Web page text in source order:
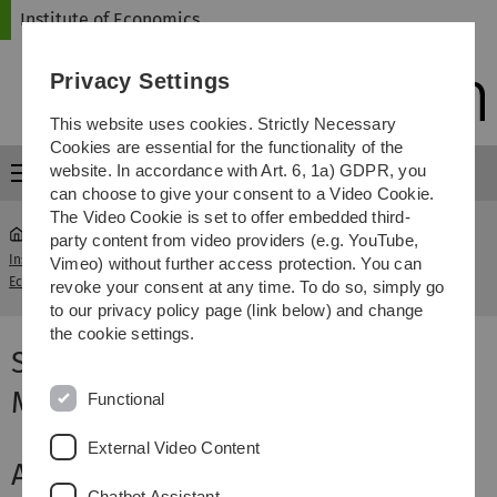
Skip
Skip
Skip
Skip
Institute of Economics
Menu
Institute of
Economics
...
Seminar Ulm Lectures in Mathematics and
Economics
Seminar Ulm Lectures in
Mathematics and Economics
Aktuelles:
Privacy Settings
This website uses cookies. Strictly Necessary
Cookies are essential for the functionality of the
website. In accordance with Art. 6, 1a) GDPR, you
can choose to give your consent to a Video Cookie.
The Video Cookie is set to offer embedded third-
party content from video providers (e.g. YouTube,
Vimeo) without further access protection. You can
revoke your consent at any time. To do so, simply go
to our privacy policy page (link below) and change
the cookie settings.
Functional
External Video Content